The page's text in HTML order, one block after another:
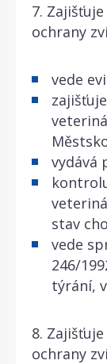
7.
ochrany
vede
vydává
stav
vede
246/
týrání,
8.
ochrany